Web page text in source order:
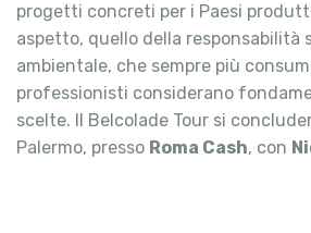
progetti concreti per i Paesi
aspetto, quello della responsabilità
ambientale, che sempre più
professionisti considerano
scelte. Il Belcolade Tour si
Palermo, presso Roma Cash, con